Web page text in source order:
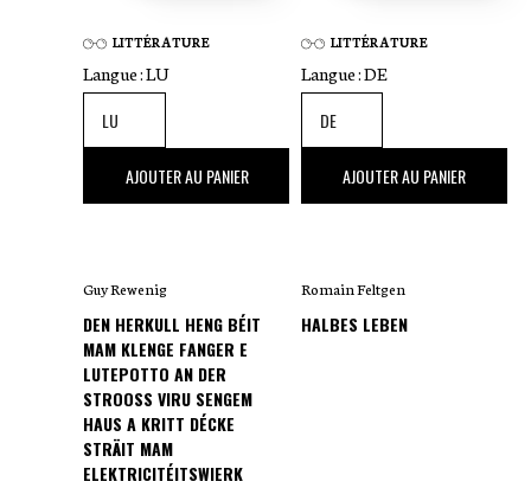
LITTÉRATURE
Langue :LU
,00 €
AJOUTER AU PANIER
Guy Rewenig
DEN HERKULL HENG BÉIT
MAM KLENGE FANGER E
LUTEPOTTO AN DER
STROOSS VIRU SENGEM
HAUS A KRITT DÉCKE
STRÄIT MAM
ELEKTRICITÉITSWIERK
LITTÉRATURE
Langue :DE
,00 €
AJOUTER AU PANIER
Romain Feltgen
HALBES LEBEN